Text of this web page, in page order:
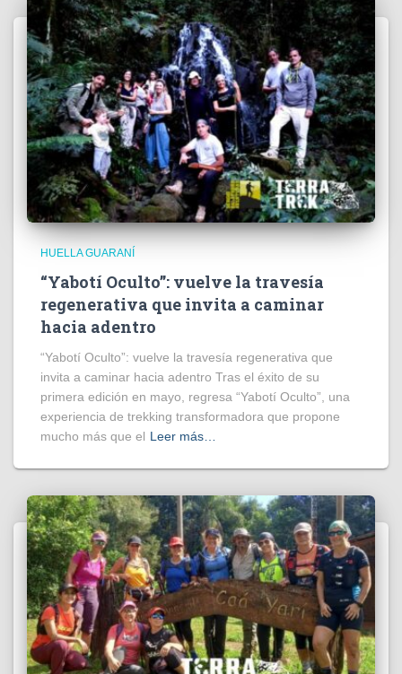
HUELLA GUARANÍ
“Yabotí Oculto”: vuelve la travesía
regenerativa que invita a caminar
hacia adentro
“Yabotí Oculto”: vuelve la travesía regenerativa que
invita a caminar hacia adentro Tras el éxito de su
primera edición en mayo, regresa “Yabotí Oculto”, una
experiencia de trekking transformadora que propone
mucho más que el Leer más…